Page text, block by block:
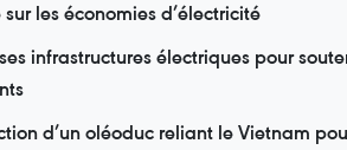
les économies d’électricité
infrastructures électriques pour
d’un oléoduc reliant le Vietnam